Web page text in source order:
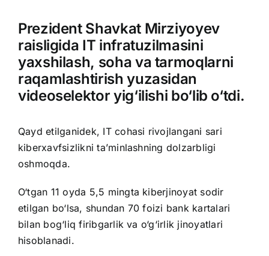
Prezident Shavkat Mirziyoyev
raisligida IT infratuzilmasini
yaxshilash, soha va tarmoqlarni
raqamlashtirish yuzasidan
videoselektor yig‘ilishi bo‘lib o‘tdi.
Qayd etilganidek, IT cohasi rivojlangani sari
kiberxavfsizlikni ta’minlashning dolzarbligi
oshmoqda.
O‘tgan 11 oyda 5,5 mingta kiberjinoyat sodir
etilgan bo‘lsa, shundan 70 foizi bank kartalari
bilan bog‘liq firibgarlik va o‘g‘irlik jinoyatlari
hisoblanadi.